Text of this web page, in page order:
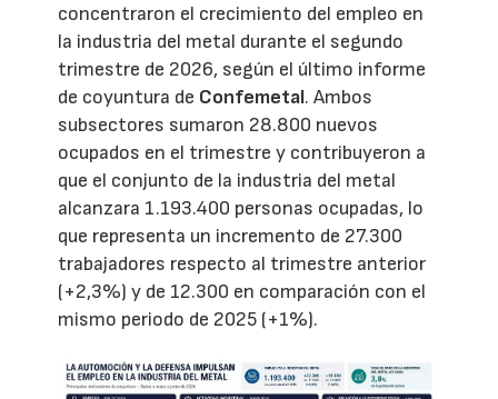
concentraron el crecimiento del empleo en
la industria del metal durante el segundo
trimestre de 2026, según el último informe
de coyuntura de Confemetal. Ambos
subsectores sumaron 28.800 nuevos
ocupados en el trimestre y contribuyeron a
que el conjunto de la industria del metal
alcanzara 1.193.400 personas ocupadas, lo
que representa un incremento de 27.300
trabajadores respecto al trimestre anterior
(+2,3%) y de 12.300 en comparación con el
mismo periodo de 2025 (+1%).